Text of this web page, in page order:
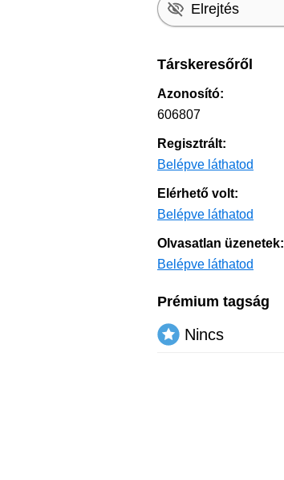
Elrejtés
Társkeresőről
Azonosító:
606807
Regisztrált:
Belépve láthatod
Elérhető volt:
Belépve láthatod
Olvasatlan üzenetek:
Belépve láthatod
Prémium tagság
Nincs